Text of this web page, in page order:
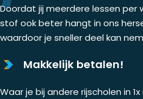
Doordat jij meerdere lessen per
stof ook beter hangt in ons
waardoor je sneller deel kan
Makkelijk betalen!
Waar je bij andere rijscholen in